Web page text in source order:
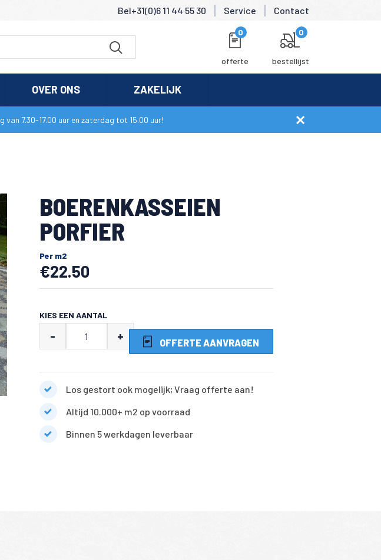
Bel+31(0)6 11 44 55 30 Service Contact
0
offerte
0
bestellijst
OVER ONS ZAKELIJK
7.30-17.00 uur en zaterdag tot 15.00 uur!
BOERENKASSEIEN
PORFIER
Per m2
€22.50
KIES EEN AANTAL
porfier
- + OFFERTE AANVRAGEN
Los gestort ook mogelijk; Vraag offerte aan!
Altijd 10.000+ m2 op voorraad
Binnen 5 werkdagen leverbaar